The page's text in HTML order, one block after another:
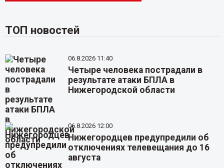
ТОП новостей
06.8.2026 11:40
Четыре человека пострадали в
результате атаки БПЛА в
Нижегородской области
06.8.2026 12:00
Нижегородцев предупредили об
отключениях телевещания до 16
августа